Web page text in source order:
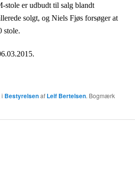
stole er udbudt til salg blandt
solgt, ogNiels Fjøs forsøger at
stole.
i Bestyrelsenaf Leif Bertelsen. Bogmærk